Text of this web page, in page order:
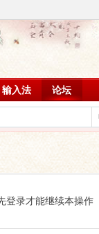
输入法 论坛
登录才能继续本操作